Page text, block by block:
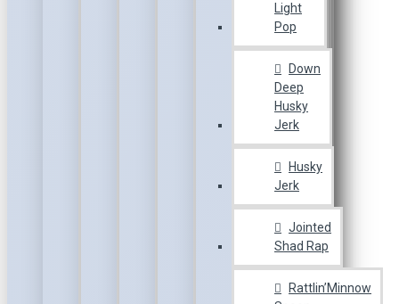
Light
Pop
Down
Deep
Husky
Jerk
Husky
Jerk
Jointed
Shad Rap
Rattlin’Minnow